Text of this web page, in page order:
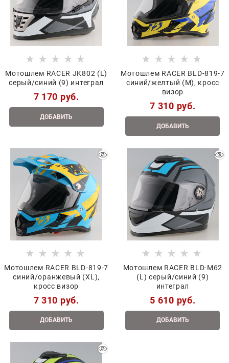
Мотошлем RACER JK802 (L)
серый/синий (9) интеграл
7 170 руб.
ДОБАВИТЬ
Мотошлем RACER BLD-819-7
синий/желтый (M), кросс
визор
7 310 руб.
ДОБАВИТЬ
Мотошлем RACER BLD-819-7
синий/оранжевый (XL),
кросс визор
7 310 руб.
ДОБАВИТЬ
Мотошлем RACER BLD-M62
(L) серый/синий (9)
интеграл
5 610 руб.
ДОБАВИТЬ